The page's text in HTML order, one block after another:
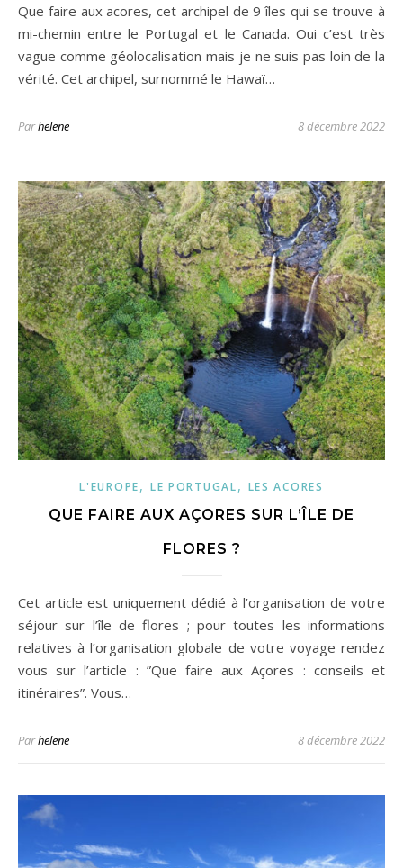
Que faire aux acores, cet archipel de 9 îles qui se trouve à
mi-chemin entre le Portugal et le Canada. Oui c’est très
vague comme géolocalisation mais je ne suis pas loin de la
vérité. Cet archipel, surnommé le Hawaï…
Parhelene 8 décembre 2022
L'EUROPE, LE PORTUGAL, LES ACORES
QUE FAIRE AUX AÇORES SUR L’ÎLE DE
FLORES ?
Cet article est uniquement dédié à l’organisation de votre
séjour sur l’île de flores ; pour toutes les informations
relatives à l’organisation globale de votre voyage rendez
vous sur l’article : ”Que faire aux Açores : conseils et
itinéraires”. Vous…
Parhelene 8 décembre 2022